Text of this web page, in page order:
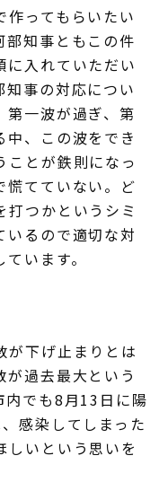
ってもらいたい
部知事ともこの件
に入れていただい
事の対応につい
第一波が過ぎ、第
、この波をでき
ことが鉄則になっ
慌てていない。ど
打つかというシミ
いるので適切な対
います。
下げ止まりとは
過去最大という
内でも8月13日に陽
感染してしまった
いという思いを